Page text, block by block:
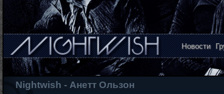
Новости
Nightwish - Анетт Ользон